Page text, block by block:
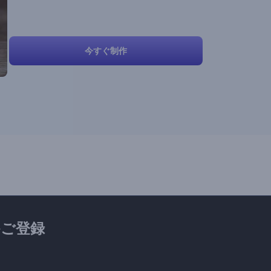
今すぐ制作
登録